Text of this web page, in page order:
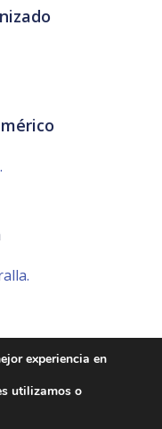
Created for free
experiencia en
utilizamos o